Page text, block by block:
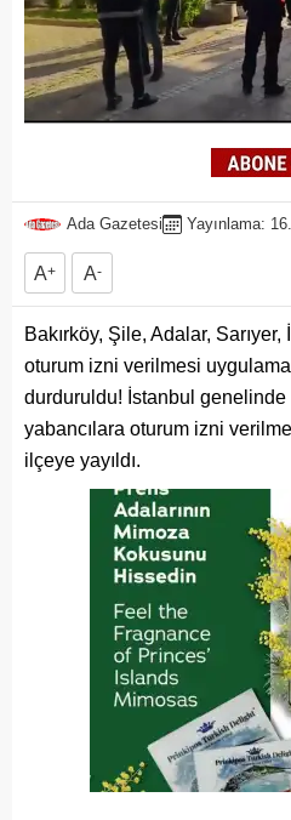
Ada Gazetesi Yayınlama:
A+ A-
Bakırköy, Şile, Adalar, Sarıyer,
oturum izni verilmesi
durduruldu! İstanbul
yabancılara oturum izni
ilçeye yayıldı.